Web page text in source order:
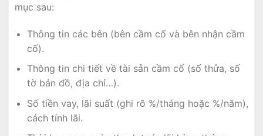
mục sau:
Thông tin các bên (bên cầm cố và bên nhận cầm
cố).
Thông tin chi tiết về tài sản cầm cố (số thửa, số
tờ bản đồ, địa chỉ…).
Số tiền vay, lãi suất (ghi rõ %/tháng hoặc %/năm),
cách tính lãi.